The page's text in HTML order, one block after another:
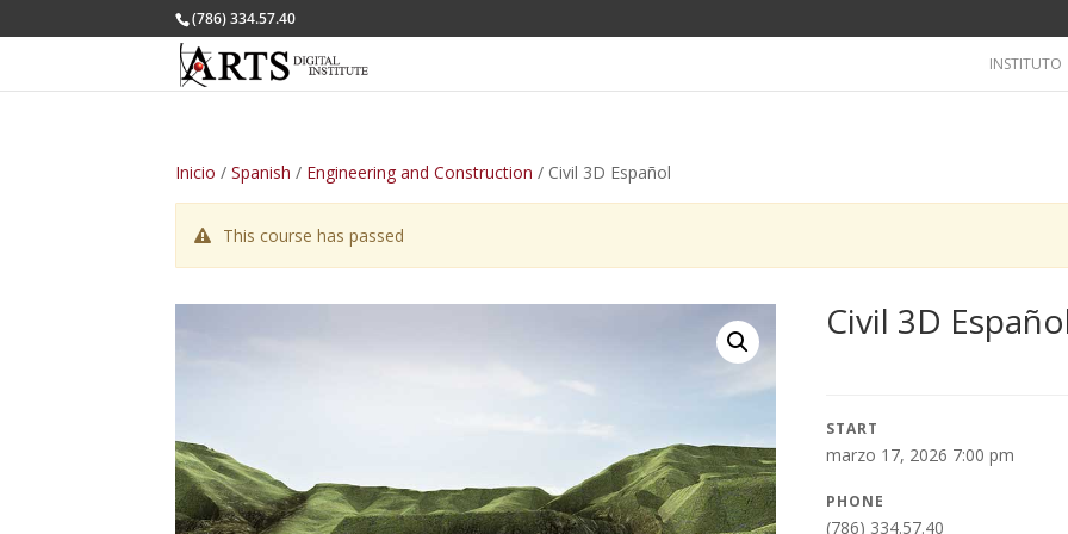
(786) 334.57.40
INSTITUTO
Inicio / Spanish / Engineering and Construction / Civil 3D Español
This course has passed
Civil 3D
START
marzo 17, 2026 7:00 pm
PHONE
(786) 334.57.40